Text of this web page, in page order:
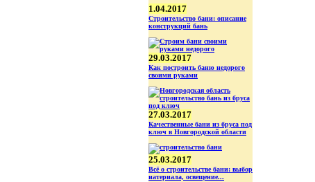
1.04.2017
Строительство бани: описание
конструкций бань
29.03.2017
Как построить баню недорого
своими руками
27.03.2017
Качественные бани из бруса под
ключ в Новгородской области
25.03.2017
Всё о строительстве бани: выбор
иатериала, освещение...